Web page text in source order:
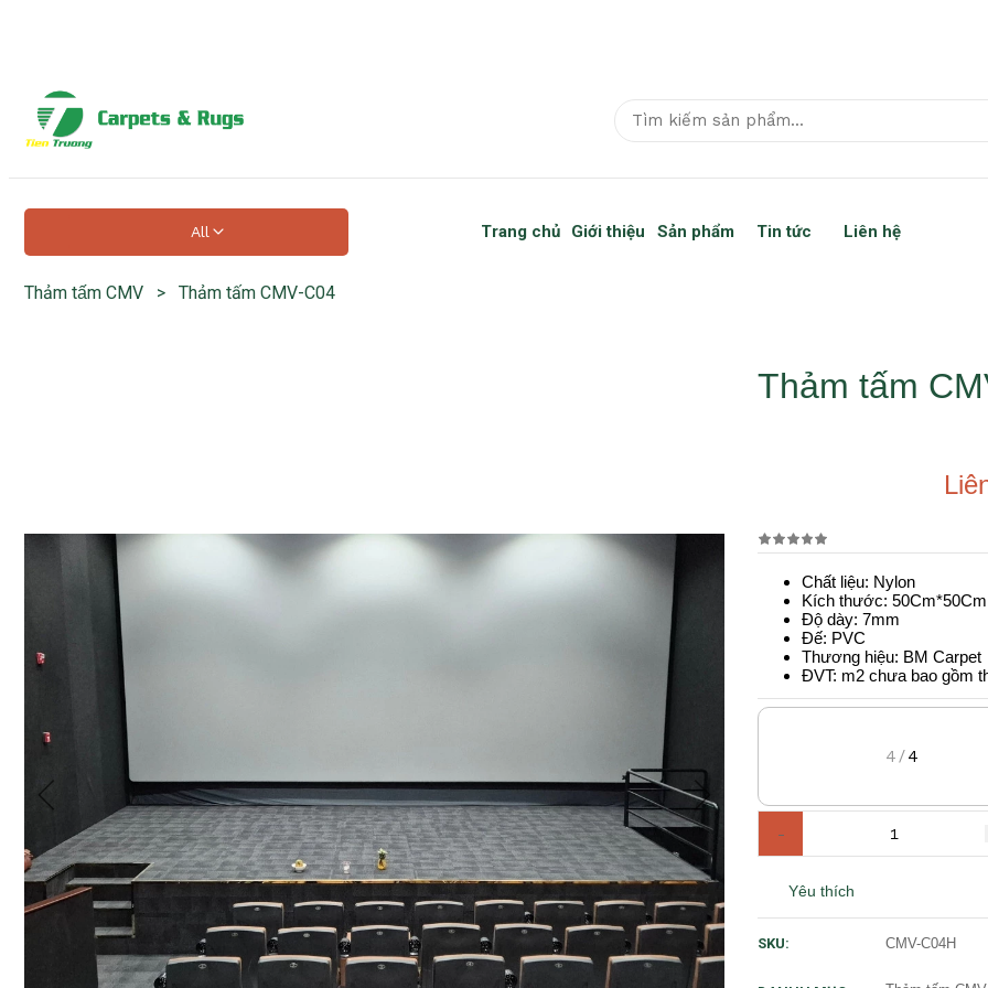
All Trang chủ Giới thiệu Sản phẩm Tin tức Liên hệ
Thảm tấm
Chất liệu: Nylon
Kích thước: 50Cm*50Cm
Độ dày: 7mm
Đế: PVC
Thương hiệu: BM Carpet
ĐVT: m2 chưa bao gồm
-
Yêu thích
SKU: CMV-C04H
4 4
/
Thảm tấm CMV > Thảm tấm CMV-C04